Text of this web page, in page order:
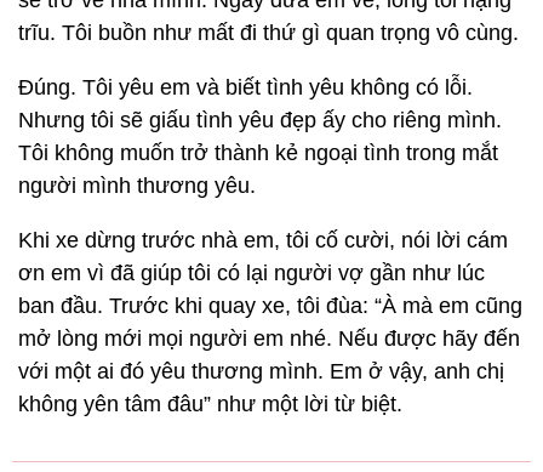
trĩu. Tôi buồn như mất đi thứ gì quan trọng vô cùng.
Đúng. Tôi yêu em và biết tình yêu không có lỗi.
Nhưng tôi sẽ giấu tình yêu đẹp ấy cho riêng mình.
Tôi không muốn trở thành kẻ ngoại tình trong mắt
người mình thương yêu.
Khi xe dừng trước nhà em, tôi cố cười, nói lời cám
ơn em vì đã giúp tôi có lại người vợ gần như lúc
ban đầu. Trước khi quay xe, tôi đùa: “À mà em cũng
mở lòng mới mọi người em nhé. Nếu được hãy đến
với một ai đó yêu thương mình. Em ở vậy, anh chị
không yên tâm đâu” như một lời từ biệt.